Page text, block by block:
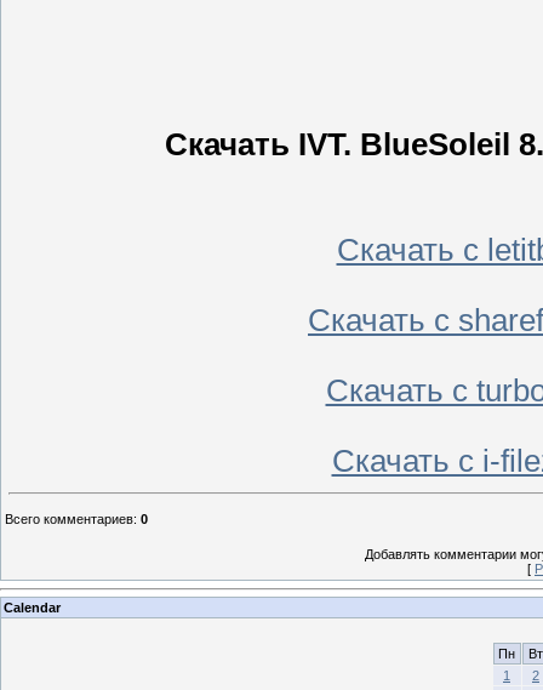
Скачать IVT. BlueSoleil
Скачать с
Скачать с
Скачать с
Скачать с i-
Всего комментариев: 0
Добавлять комментарии
[
Calendar
Пн
Вт
1
2